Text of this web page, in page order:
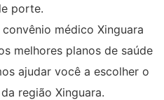
porte.
médico Xinguara
melhores planos de saúde
ajudar você a escolher o
região Xinguara.